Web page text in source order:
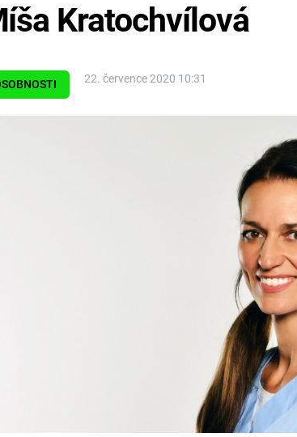
22. července 2020 10:31
Kratochvílová